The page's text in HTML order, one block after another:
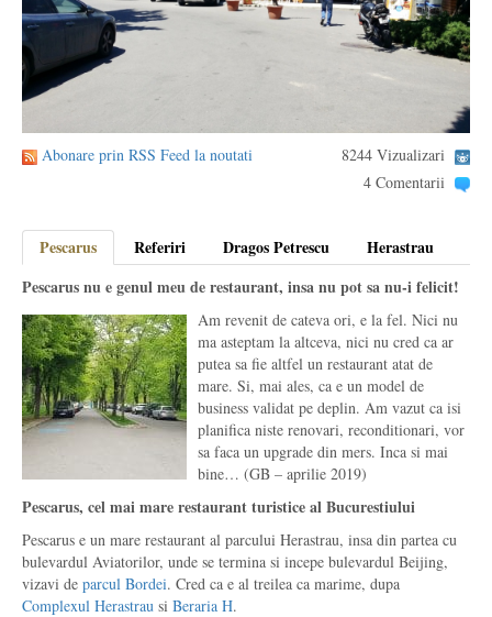
Abonare prin RSS Feed la noutati
8244 Vizualizari
4 Comentarii
Pescarus Referiri Dragos Petrescu
Herastrau
Pescarus nu e genul meu de restaurant, insa nu pot sa nu-i felicit!
Am revenit de cateva ori, e la fel. Nici nu
ma asteptam la altceva, nici nu cred ca ar
putea sa fie altfel un restaurant atat de
mare. Si, mai ales, ca e un model de
business validat pe deplin. Am vazut ca isi
planifica niste renovari, reconditionari, vor
sa faca un upgrade din mers. Inca si mai
bine… (GB – aprilie 2019)
Pescarus, cel mai mare restaurant turistice al Bucurestiului
Pescarus e un mare restaurant al parcului Herastrau, insa din partea cu
bulevardul Aviatorilor, unde se termina si incepe bulevardul Beijing,
vizavi de parcul Bordei. Cred ca e al treilea ca marime, dupa
Complexul Herastrau si Beraria H.